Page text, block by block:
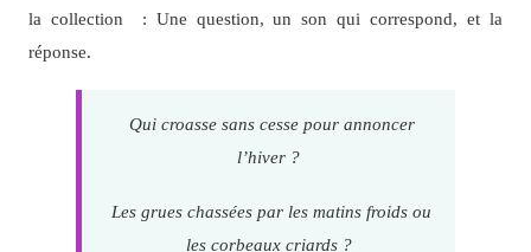
la collection : Une question, un son qui correspond, et la
réponse.
Qui croasse sans cesse pour annoncer
l’hiver ?
Les grues chassées par les matins froids ou
les corbeaux criards ?